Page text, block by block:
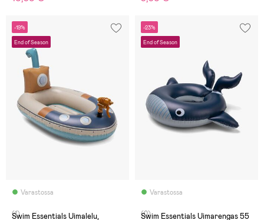
-19%
End of Season
Varastossa
(1)
Swim Essentials Uimalelu,
-23%
End of Season
Varastossa
(0)
Swim Essentials Uimarengas 55